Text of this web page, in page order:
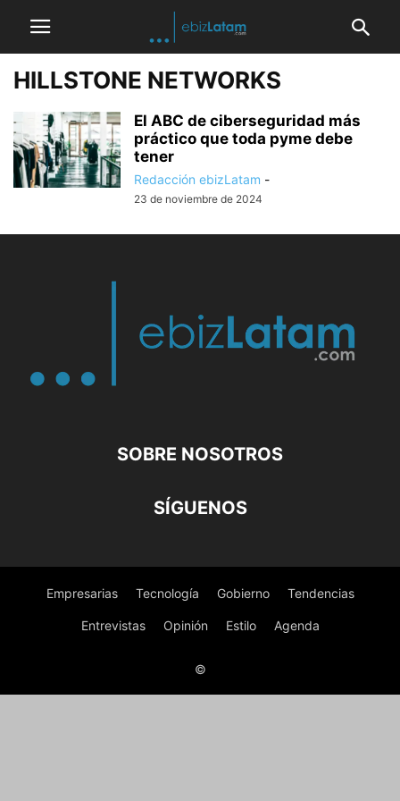
HILLSTONE NETWORKS
El ABC de ciberseguridad más
práctico que toda pyme debe
tener
Redacción ebizLatam -
23 de noviembre de 2024
SOBRE NOSOTROS
SÍGUENOS
Empresarias Tecnología Gobierno Tendencias
Entrevistas Opinión Estilo Agenda
©